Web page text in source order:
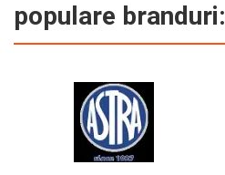
populare branduri: